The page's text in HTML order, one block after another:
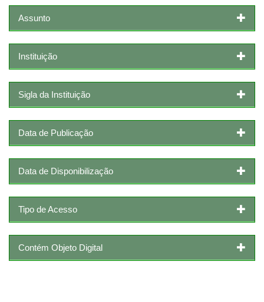
Assunto
Instituição
Sigla da Instituição
Data de Publicação
Data de Disponibilização
Tipo de Acesso
Contém Objeto Digital